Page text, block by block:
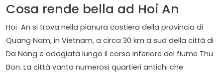
Cosa rende bella ad Hoi An
Hoi An si trova nella pianura costiera della provincia di
Quang Nam, in Vietnam, a circa 30 km a sud della città di
Da Nang e adagiata lungo il corso inferiore del fiume Thu
Bon. La città vanta numerosi quartieri antichi che